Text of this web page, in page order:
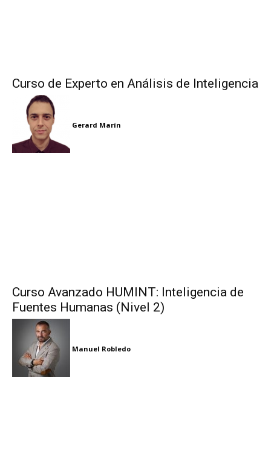
Curso de Experto en Análisis de Inteligencia
Gerard Marín
Curso Avanzado HUMINT: Inteligencia de
Fuentes Humanas (Nivel 2)
Manuel Robledo